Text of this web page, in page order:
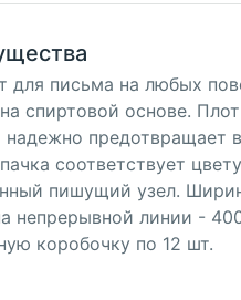
для письма на любых
спиртовой основе.
надежно предотвращает
соответствует
пишущий узел.
непрерывной линии -
коробочку по 12 шт.